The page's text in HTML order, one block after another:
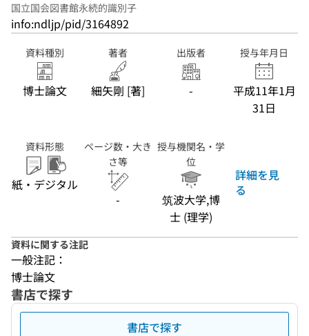
国立国会図書館永続的識別子
info:ndljp/pid/3164892
資料種別
博士論文
著者
細矢剛 [著]
出版者
-
授与年月日
平成11年1月
31日
資料形態
紙・デジタル
ページ数・大き
さ等
-
授与機関名・学
位
筑波大学,博
士 (理学)
詳細を見
る
資料に関する注記
一般注記：
博士論文
書店で探す
書店で探す